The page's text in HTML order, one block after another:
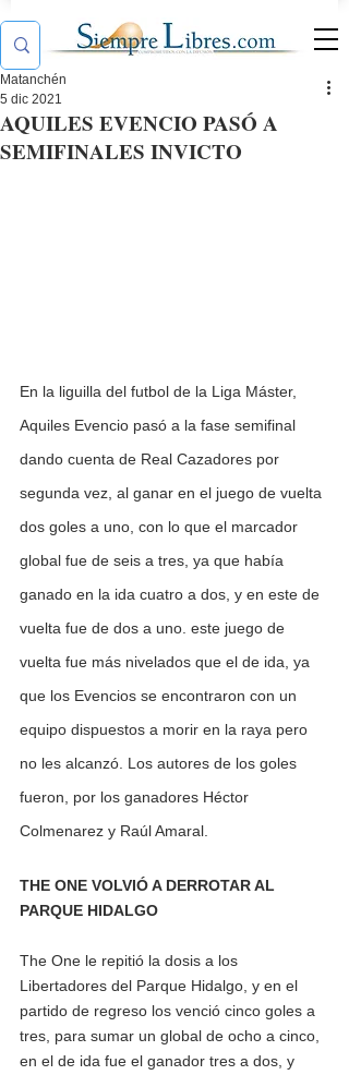
AQUILES EVENCIO PASÓ A
SEMIFINALES INVICTO
Matanchén
5 dic 2021
En la liguilla del futbol de la Liga Máster,
Aquiles Evencio pasó a la fase semifinal
dando cuenta de Real Cazadores por
segunda vez, al ganar en el juego de vuelta
dos goles a uno, con lo que el marcador
global fue de seis a tres, ya que había
ganado en la ida cuatro a dos, y en este de
vuelta fue de dos a uno. este juego de
vuelta fue más nivelados que el de ida, ya
que los Evencios se encontraron con un
equipo dispuestos a morir en la raya pero
no les alcanzó. Los autores de los goles
fueron, por los ganadores Héctor
Colmenarez y Raúl Amaral.
THE ONE VOLVIÓ A DERROTAR AL
PARQUE HIDALGO
The One le repitió la dosis a los
Libertadores del Parque Hidalgo, y en el
partido de regreso los venció cinco goles a
tres, para sumar un global de ocho a cinco,
en el de ida fue el ganador tres a dos, y